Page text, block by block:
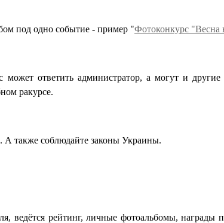
под одно событие - пример "Фотоконкурс "Весна
ответить администратор, а могут и другие
ракурсе.
А также соблюдайте законы Украины.
ведётся рейтинг, личные фотоальбомы, награды